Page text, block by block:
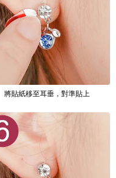
將貼紙移至耳垂，對準貼上